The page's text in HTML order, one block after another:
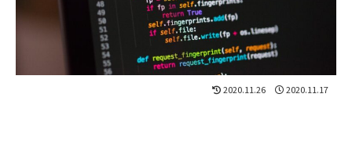
2020.11.26 2020.11.17